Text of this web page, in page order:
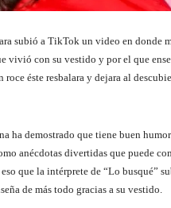
subió a TikTok un video en donde
vivió con su vestido y por el que
roce éste resbalara y dejara al
ha demostrado que tiene buen
anécdotas divertidas que puede
eso que la intérprete de “Lo busqué”
de más todo gracias a su vestido.